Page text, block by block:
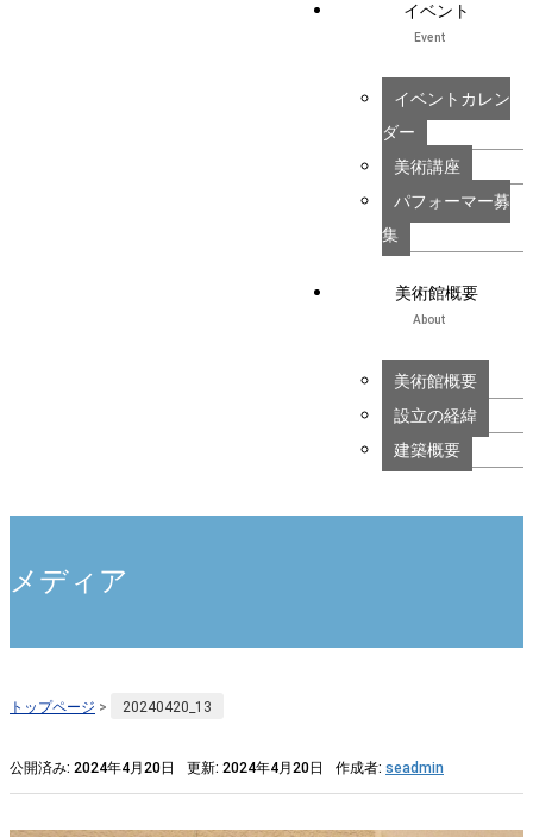
イベント
Event
イベントカレン
ダー
美術講座
パフォーマー募
集
美術館概要
About
美術館概要
設立の経緯
建築概要
メディア
トップページ > 20240420_13
公開済み: 2024年4月20日 更新: 2024年4月20日 作成者: seadmin